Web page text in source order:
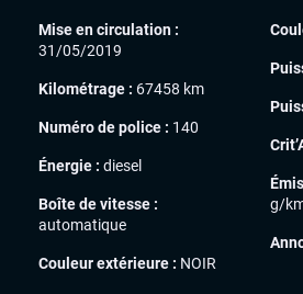
Mise en circulation :
31/05/2019
Kilométrage : 67458 km
Numéro de police : 140
Énergie : diesel
Boîte de vitesse :
automatique
Couleur extérieure : NOIR
g/